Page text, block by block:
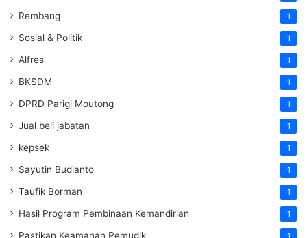
Rembang 1
Sosial & Politik 1
Alfres 1
BKSDM 1
DPRD Parigi Moutong 1
Jual beli jabatan 1
kepsek 1
Sayutin Budianto 1
Taufik Borman 1
Hasil Program Pembinaan Kemandirian 1
Pastikan Keamanan Pemudik 1